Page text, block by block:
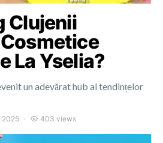
Clujenii
La Yselia?
un adevărat hub al tendințelor
2025 403 views